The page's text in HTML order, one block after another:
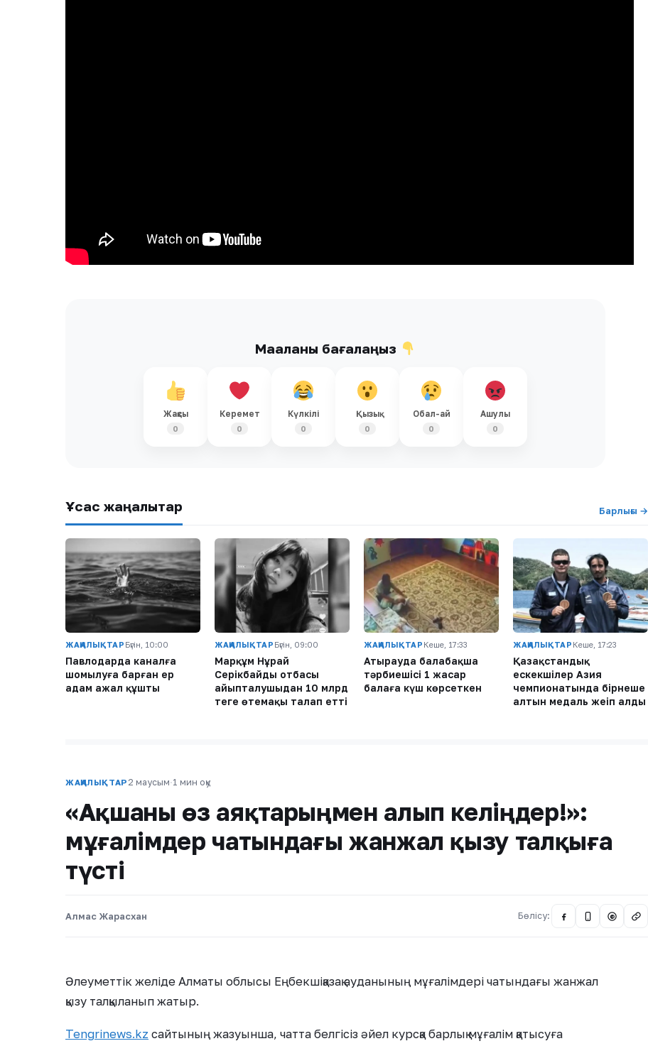
Мақаланы бағалаңыз
Жақсы
0
Керемет
0
Күлкілі
0
Қызық
0
Обал-ай
0
Ашулы
0
Ұқсас жаңалықтар Барлығы →
ЖАҢАЛЫҚТАР Бүгін, 10:00
Павлодарда каналға
шомылуға барған ер
адам ажал құшты
ЖАҢАЛЫҚТАР Бүгін, 09:00
Марқұм Нұрай
Серікбайдың отбасы
айыпталушыдан 10 млрд
теңге өтемақы талап етті
ЖАҢАЛЫҚТАР Кеше, 17:33
Атырауда балабақша
тәрбиешісі 1 жасар
балаға күш көрсеткен
ЖАҢАЛЫҚТАР Кеше, 17:23
Қазақстандық
ескекшілер Азия
чемпионатында бірнеше
алтын медаль жеңіп алды
ЖАҢАЛЫҚТАР 2 маусым·1 мин оқу
«Ақшаны өз аяқтарыңмен алып келіңдер!»:
мұғалімдер чатындағы жанжал қызу талқыға
түсті
Алмас Жарасхан Бөлісу: @
Әлеуметтік желіде Алматы облысы Еңбекшіқазақ ауданының мұғалімдері чатындағы жанжал
қызу талқыланып жатыр.
Tengrinews.kz сайтының жазуынша, чатта белгісіз әйел курсқа барлық мұғалім қатысуға